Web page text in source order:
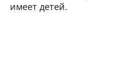
имеет детей.